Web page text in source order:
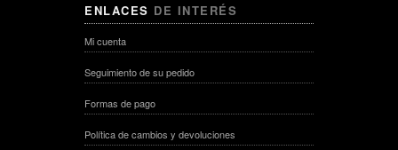
ENLACES DE INTERÉS
Mi cuenta
Seguimiento de su pedido
Formas de pago
Política de cambios y devoluciones